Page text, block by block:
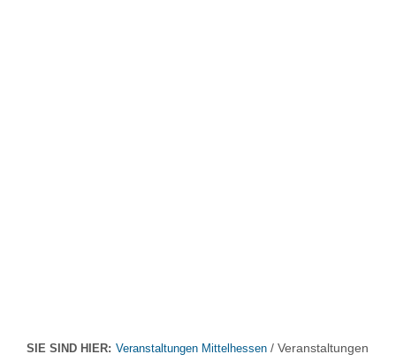
SIE SIND HIER: Veranstaltungen Mittelhessen / Veranstaltungen